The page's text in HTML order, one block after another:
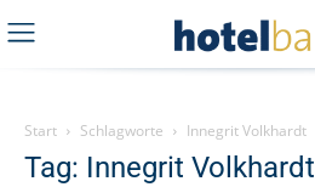
Start Schlagworte Innegrit Volkhardt
Tag: Innegrit Volkhardt